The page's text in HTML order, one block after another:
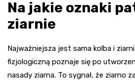
Na jakie oznaki
ziarnie
Najważniejsza jest sama kolba i
fizjologiczną poznaje się po
nasady ziarna. To sygnał, że ziarno